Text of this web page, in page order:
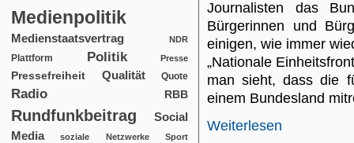
Medienpolitik
Medienstaatsvertrag NDR
Plattform Politik Presse
Pressefreiheit Qualität Quote
Radio RBB
Rundfunkbeitrag
Social
Media
soziale Netzwerke Sport
Journalisten das
Bürgerinnen und
einigen, wie immer
„Nationale
man sieht, dass die
einem Bundesland
Weiterlesen